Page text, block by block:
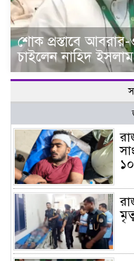
শোক প্রস্তাবে
চাইলেন নাহিদ ইসলাম
১০